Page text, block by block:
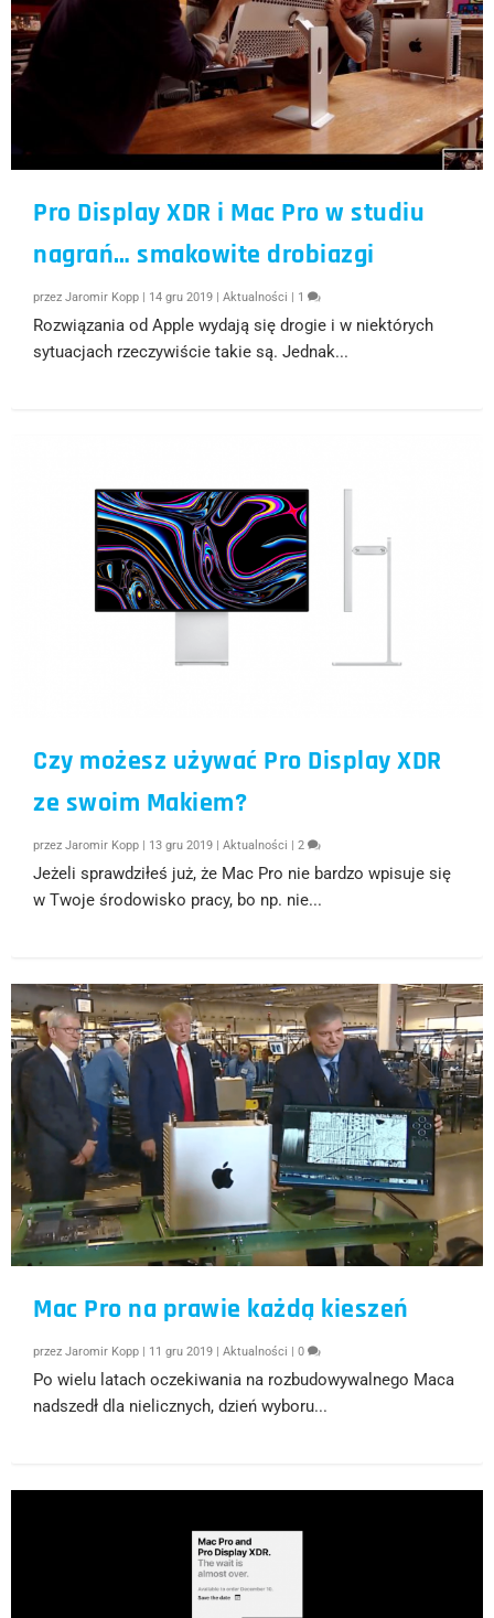
Pro Display XDR i Mac Pro w studiu
nagrań… smakowite drobiazgi
przezJaromir Kopp | 14 gru 2019 |Aktualności | 1
Rozwiązania od Apple wydają się drogie i w niektórych
sytuacjach rzeczywiście takie są. Jednak...
Czy możesz używać Pro Display XDR
ze swoim Makiem?
przezJaromir Kopp | 13 gru 2019 |Aktualności |2
Jeżeli sprawdziłeś już, że Mac Pro nie bardzo wpisuje się
w Twoje środowisko pracy, bo np. nie...
Mac Pro na prawie każdą kieszeń
przezJaromir Kopp 11 gru 2019 |Aktualności |0
Po wielu latach oczekiwania na rozbudowywalnego Maca
nadszedł dla nielicznych, dzień wyboru...